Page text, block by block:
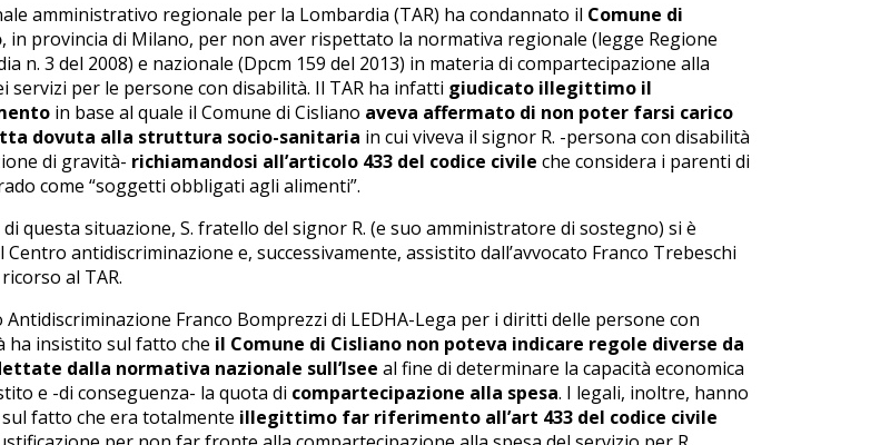
amministrativo regionale per la Lombardia (TAR) ha condannato il Comune di
, in provincia di Milano, per non aver rispettato la normativa regionale (legge Regione
n. 3 del 2008) e nazionale (Dpcm 159 del 2013) in materia di compartecipazione alla
servizi per le persone con disabilità. Il TAR ha infatti giudicato illegittimo il
in base al quale il Comune di Cisliano aveva affermato di non poter farsi carico
dovuta alla struttura socio-sanitaria in cui viveva il signor R. -persona con disabilità
di gravità- richiamandosi all’articolo 433 del codice civile che considera i parenti di
come “soggetti obbligati agli alimenti”.
questa situazione, S. fratello del signor R. (e suo amministratore di sostegno) si è
Centro antidiscriminazione e, successivamente, assistito dall’avvocato Franco Trebeschi
al TAR.
Antidiscriminazione Franco Bomprezzi di LEDHA-Lega per i diritti delle persone con
ha insistito sul fatto che il Comune di Cisliano non poteva indicare regole diverse da
dalla normativa nazionale sull’Isee al fine di determinare la capacità economica
e -di conseguenza- la quota di compartecipazione alla spesa. I legali, inoltre, hanno
fatto che era totalmente illegittimo far riferimento all’art 433 del codice civile